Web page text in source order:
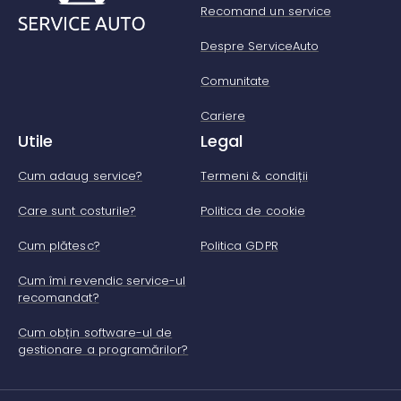
Recomand un service
Despre ServiceAuto
Comunitate
Cariere
Utile
Cum adaug service?
Care sunt costurile?
Cum plătesc?
Cum îmi revendic service-ul
recomandat?
Cum obțin software-ul de
gestionare a programărilor?
Legal
Termeni & condiții
Politica de cookie
Politica GDPR